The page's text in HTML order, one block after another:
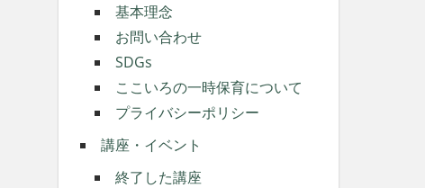
基本理念
お問い合わせ
SDGs
ここいろの一時保育について
プライバシーポリシー
講座・イベント
終了した講座